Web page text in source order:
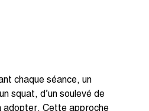
chaque séance, un
squat, d’un soulevé de
adopter. Cette approche